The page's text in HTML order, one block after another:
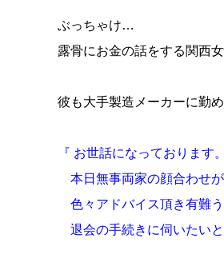
ぶっちゃけ…
露骨にお金の話をする関西
彼も大手製造メーカーに勤
『 お世話になっておりま
本日無事両家の顔合わせが
色々アドバイス頂き有難う
退会の手続きに伺いたい